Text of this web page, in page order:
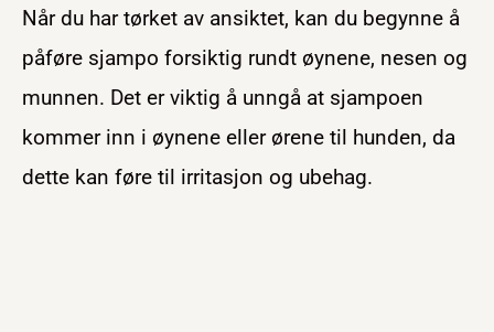
Når du har tørket av ansiktet, kan du begynne å
påføre sjampo forsiktig rundt øynene, nesen og
munnen. Det er viktig å unngå at sjampoen
kommer inn i øynene eller ørene til hunden, da
dette kan føre til irritasjon og ubehag.